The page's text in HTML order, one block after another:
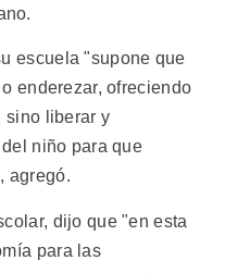
escuela "supone que
enderezar, ofreciendo
sino liberar y
niño para que
agregó.
dijo que "en esta
para las